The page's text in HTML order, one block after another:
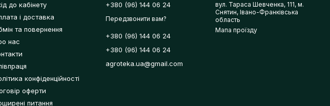
до кабінету
і доставка
та повернення
нас
конфіденційності
оферти
питання
+380 (96) 144 06 24
Передзвонити вам?
+380 (96) 144 06 24
+380 (96) 144 06 24
agroteka.ua@gmail.com
вул. Тараса Шевченка, 111, м.
Снятин, Івано-Франківська
область
Мапа проїзду